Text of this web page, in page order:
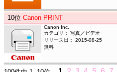
10位 Canon PRINT
Canon Inc.
カテゴリ： 写真／ビデオ
リリース日： 2015-08-25
無料